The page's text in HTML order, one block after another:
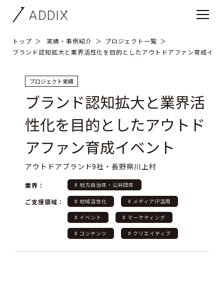
トップ 実績・事例紹介
プロジェクト一覧
ブランド認知拡大と業界活性化を目的としたアウトドアファン育成イベ
プロジェクト実績
ブランド認知拡大と業界活
性化を目的としたアウトド
アファン育成イベント
アウトドアブランド9社・長野県川上村
業界： # 地方自治体・公共団体
ご支援領域： # 地域活性化 # メディアIP活用
# イベント # マーケティング
# コンテンツ # クリエイティブ